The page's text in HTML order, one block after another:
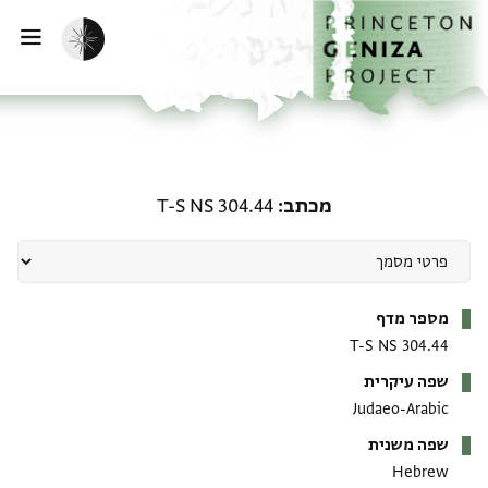
לתוכןהבית
הפעלת מצב כהה
מכתב T-S NS 304.44
מספר מדף
T-S NS 304.44
שפה עיקרית
Judaeo-Arabic
שפה משנית
Hebrew